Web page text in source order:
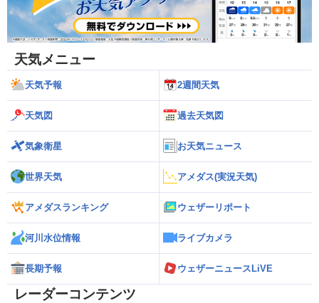
天気メニュー
天気予報 2週間天気
天気図 過去天気図
気象衛星 お天気ニュース
世界天気 アメダス(実況天気)
アメダスランキング ウェザーリポート
河川水位情報 ライブカメラ
長期予報 ウェザーニュースLiVE
レーダーコンテンツ